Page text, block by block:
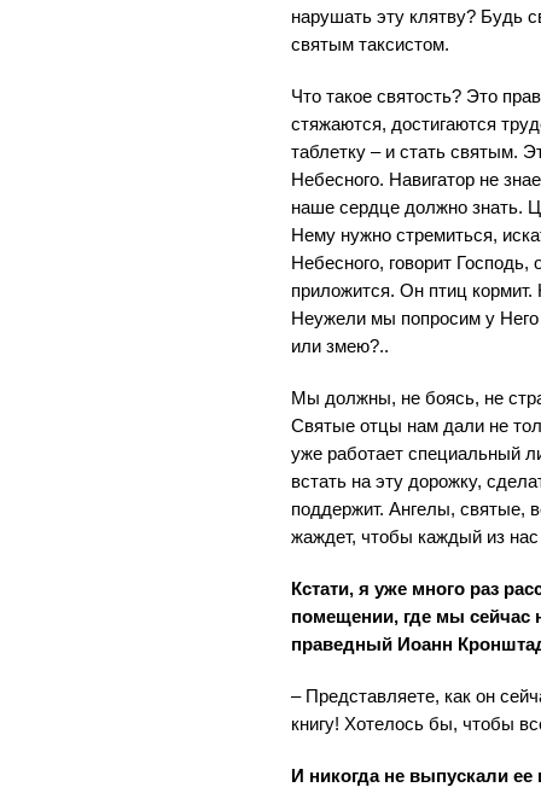
нарушать эту клятву? Будь
святым таксистом.
Что такое святость? Это
стяжаются, достигаются
таблетку – и стать святым.
Небесного. Навигатор не
наше сердце должно знать.
Нему нужно стремиться,
Небесного, говорит
приложится. Он птиц
Неужели мы попросим у
или змею?..
Мы должны, не боясь, не
Святые отцы нам дали не
уже работает специальный
встать на эту дорожку,
поддержит. Ангелы, святые,
жаждет, чтобы каждый из
Кстати, я уже много раз
помещении, где мы сейчас
праведный Иоанн
– Представляете, как он
книгу! Хотелось бы, чтобы
И никогда не выпускали